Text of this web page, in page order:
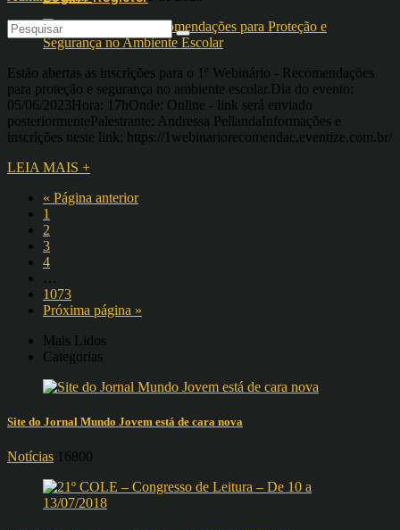
Estão abertas as inscrições para o 1º Webinário - Recomendações
para proteção e segurança no ambiente escolar.Dia do evento:
05/06/2023Hora: 17hOnde: Online - link será enviado
posteriormentePalestrante: Andressa PellandaInformações e
inscrições neste link: https://1webinariorecomendac.eventize.com.br/
LEIA MAIS +
« Página anterior
1
2
3
4
…
1073
Próxima página »
Mais Lidos
Categorias
Site do Jornal Mundo Jovem está de cara nova
Notícias 16800